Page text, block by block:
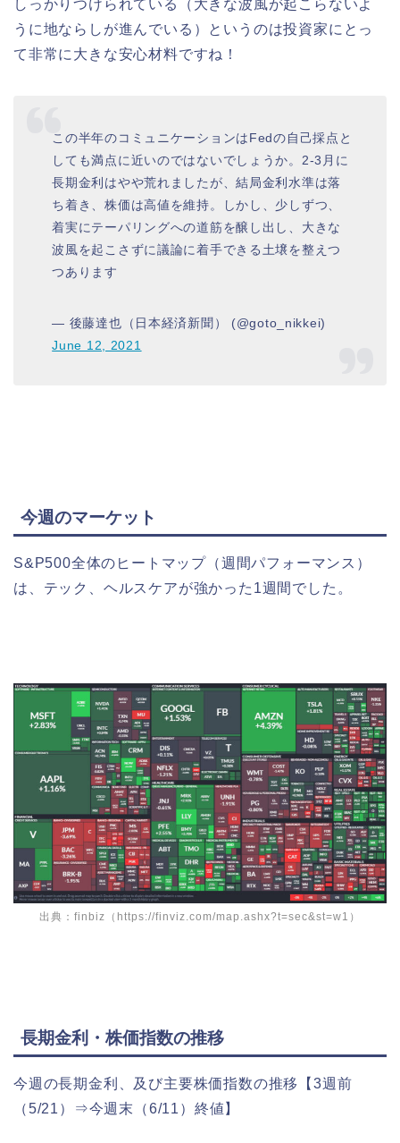
しっかりつけられている（大きな波風が起こらないよ
うに地ならしが進んでいる）というのは投資家にとっ
て非常に大きな安心材料ですね！
この半年のコミュニケーションはFedの自己採点と
しても満点に近いのではないでしょうか。2-3月に
長期金利はやや荒れましたが、結局金利水準は落
ち着き、株価は高値を維持。しかし、少しずつ、
着実にテーパリングへの道筋を醸し出し、大きな
波風を起こさずに議論に着手できる土壌を整えつ
つあります
— 後藤達也（日本経済新聞） (@goto_nikkei)
June 12, 2021
今週のマーケット
S&P500全体のヒートマップ（週間パフォーマンス）
は、テック、ヘルスケアが強かった1週間でした。
出典：finbiz（https://finviz.com/map.ashx?t=sec&st=w1）
長期金利・株価指数の推移
今週の長期金利、及び主要株価指数の推移【3週前
（5/21）⇒今週末（6/11）終値】